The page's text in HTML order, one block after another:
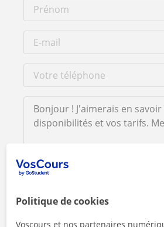
En cliquant sur l'un des deux boutons, vous
Politique de cookies
Voscours et nos partenaires